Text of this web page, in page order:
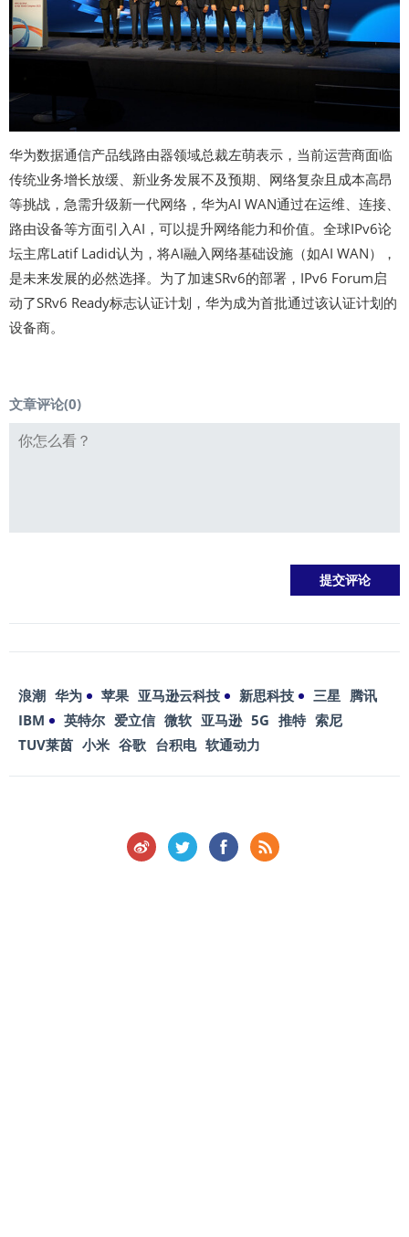
华为数据通信产品线路由器领域总裁左萌表示，当前运营商面临
传统业务增长放缓、新业务发展不及预期、网络复杂且成本高昂
等挑战，急需升级新一代网络，华为AI WAN通过在运维、连接、
路由设备等方面引入AI，可以提升网络能力和价值。全球IPv6论
坛主席Latif Ladid认为，将AI融入网络基础设施（如AI WAN），
是未来发展的必然选择。为了加速SRv6的部署，IPv6 Forum启
动了SRv6 Ready标志认证计划，华为成为首批通过该认证计划的
设备商。
文章评论(0)
浪潮 华为 苹果 亚马逊云科技 新思科技 三星 腾讯
IBM
英特尔 爱立信 微软 亚马逊 5G 推特 索尼
TUV莱茵 小米 谷歌 台积电 软通动力